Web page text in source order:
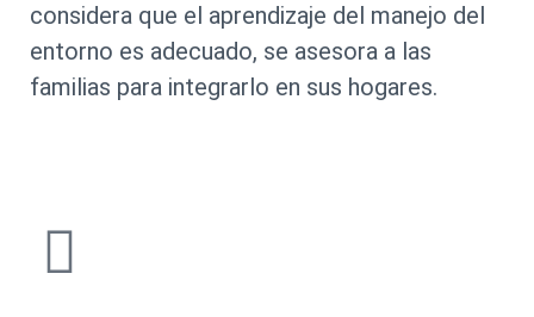
considera que el aprendizaje del manejo del
entorno es adecuado, se asesora a las
familias para integrarlo en sus hogares.